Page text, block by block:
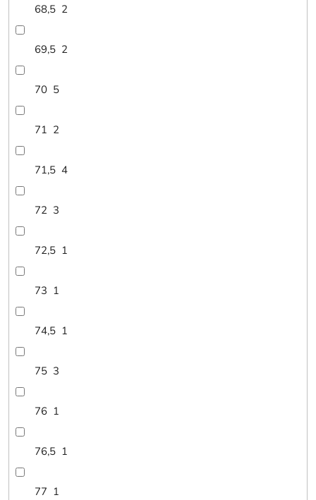
68,5 2
69,5 2
70 5
71 2
71,5 4
72 3
72,5 1
73 1
74,5 1
75 3
76 1
76,5 1
77 1